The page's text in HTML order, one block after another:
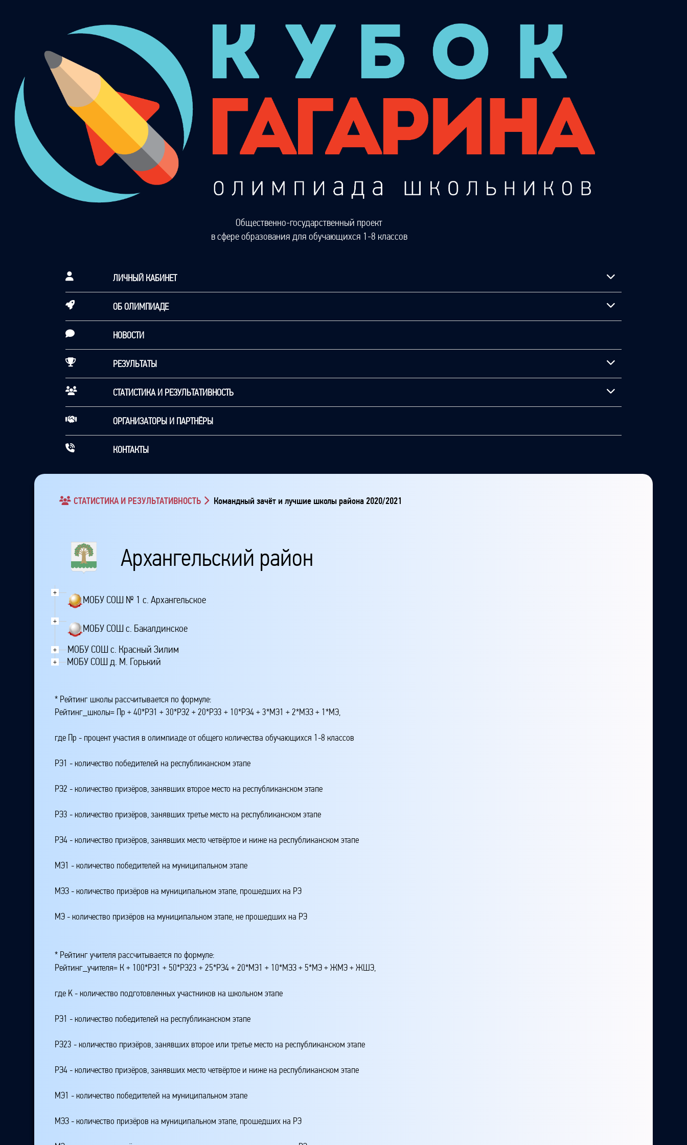
Общественно-государственный проект
в сфере образования для обучающихся 1-8 классов
ЛИЧНЫЙ КАБИНЕТ
ОБ ОЛИМПИАДЕ
НОВОСТИ
РЕЗУЛЬТАТЫ
СТАТИСТИКА И РЕЗУЛЬТАТИВНОСТЬ
ОРГАНИЗАТОРЫ И ПАРТНЁРЫ
КОНТАКТЫ
СТАТИСТИКА И РЕЗУЛЬТАТИВНОСТЬ Командный зачёт и лучшие школы района 2020/2021
Архангельский район
+
МОБУ СОШ № 1 с. Архангельское
+
МОБУ СОШ с. Бакалдинское
+ МОБУ СОШ с. Красный Зилим
+ МОБУ СОШ д. М. Горький
* Рейтинг школы рассчитывается по формуле:
Рейтинг_школы= Пр + 40*РЭ1 + 30*РЭ2 + 20*РЭ3 + 10*РЭ4 + 3*МЭ1 + 2*МЭЗ + 1*МЭ,
где Пр - процент участия в олимпиаде от общего количества обучающихся 1-8 классов
РЭ1 - количество победителей на республиканском этапе
РЭ2 - количество призёров, занявших второе место на республиканском этапе
РЭ3 - количество призёров, занявших третье место на республиканском этапе
РЭ4 - количество призёров, занявших место четвёртое и ниже на республиканском этапе
МЭ1 - количество победителей на муниципальном этапе
МЭЗ - количество призёров на муниципальном этапе, прошедших на РЭ
МЭ - количество призёров на муниципальном этапе, не прошедших на РЭ
* Рейтинг учителя рассчитывается по формуле:
Рейтинг_учителя= К + 100*РЭ1 + 50*РЭ23 + 25*РЭ4 + 20*МЭ1 + 10*МЭЗ + 5*МЭ + ЖМЭ + ЖШЭ,
где K - количество подготовленных участников на школьном этапе
РЭ1 - количество победителей на республиканском этапе
РЭ23 - количество призёров, занявших второе или третье место на республиканском этапе
РЭ4 - количество призёров, занявших место четвёртое и ниже на республиканском этапе
МЭ1 - количество победителей на муниципальном этапе
МЭЗ - количество призёров на муниципальном этапе, прошедших на РЭ